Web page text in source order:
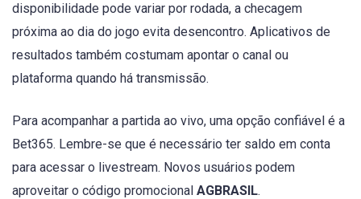
disponibilidade pode variar por rodada, a checagem
próxima ao dia do jogo evita desencontro. Aplicativos de
resultados também costumam apontar o canal ou
plataforma quando há transmissão.
Para acompanhar a partida ao vivo, uma opção confiável é a
Bet365. Lembre-se que é necessário ter saldo em conta
para acessar o livestream. Novos usuários podem
aproveitar o código promocional AGBRASIL.